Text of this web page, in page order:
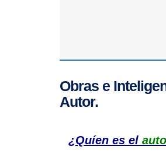
Obras e
Autor.
¿Quíen es el